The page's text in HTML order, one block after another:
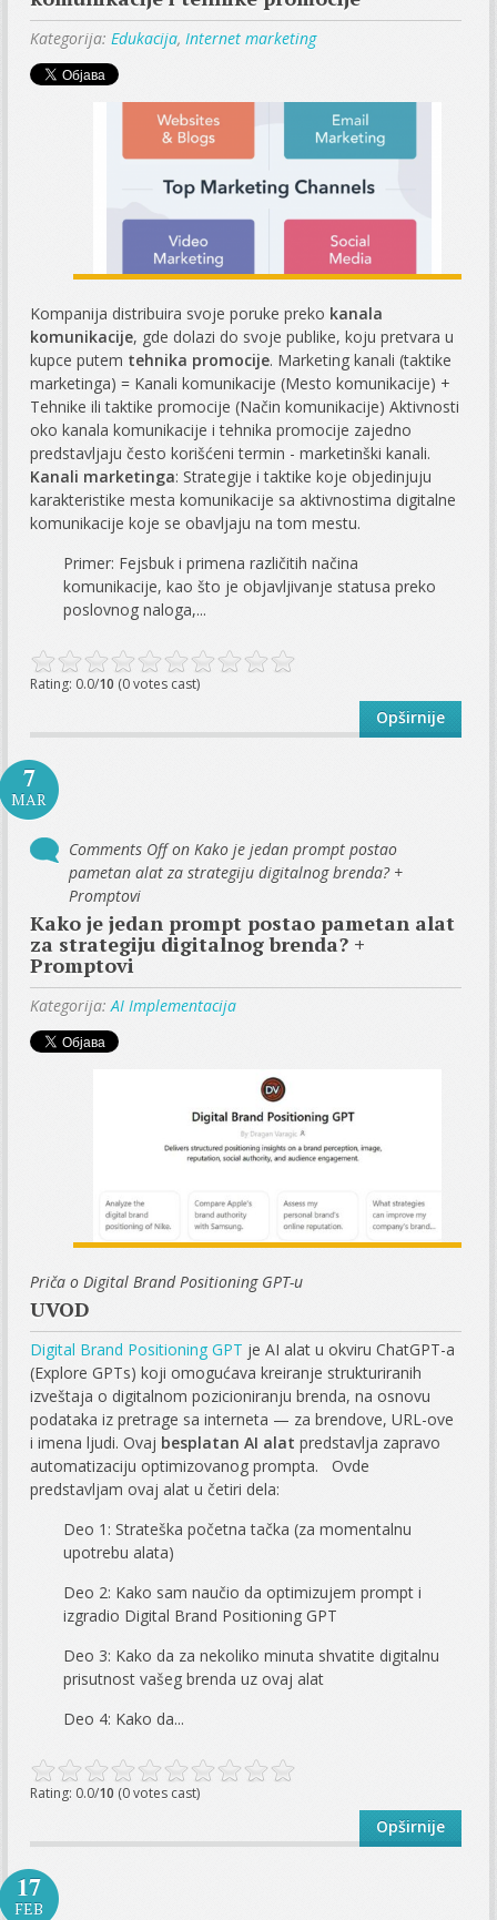
Kategorija:Edukacija, Internet marketing
Kompanija distribuira svoje poruke preko kanala
komunikacije, gde dolazi do svoje publike, koju pretvara u
kupce putem tehnika promocije. Marketing kanali (taktike
marketinga) = Kanali komunikacije (Mesto komunikacije) +
Tehnike ili taktike promocije (Način komunikacije) Aktivnosti
oko kanala komunikacije i tehnika promocije zajedno
predstavljaju često korišćeni termin - marketinški kanali.
Kanali marketinga: Strategije i taktike koje objedinjuju
karakteristike mesta komunikacije sa aktivnostima digitalne
komunikacije koje se obavljaju na tom mestu.
Primer: Fejsbuk i primena različitih načina
komunikacije, kao što je objavljivanje statusa preko
poslovnog naloga,...
Rating: 0.0/10 (0 votes cast)
Opširnije
7
MAR
Comments Offon Kako je jedan prompt postao
pametan alat za strategiju digitalnog brenda? +
Promptovi
Kako je jedan prompt postao pametan alat
za strategiju digitalnog brenda? +
Promptovi
Kategorija:AI Implementacija
Priča o Digital Brand Positioning GPT-u
UVOD
Digital Brand Positioning GPT je AI alat u okviru ChatGPT-a
(Explore GPTs) koji omogućava kreiranje strukturiranih
izveštaja o digitalnom pozicioniranju brenda, na osnovu
podataka iz pretrage sa interneta — za brendove, URL-ove
i imena ljudi. Ovaj besplatan AI alat predstavlja zapravo
automatizaciju optimizovanog prompta. Ovde
predstavljam ovaj alat u četiri dela:
Deo 1: Strateška početna tačka (za momentalnu
upotrebu alata)
Deo 2: Kako sam naučio da optimizujem prompt i
izgradio Digital Brand Positioning GPT
Deo 3: Kako da za nekoliko minuta shvatite digitalnu
prisutnost vašeg brenda uz ovaj alat
Deo 4: Kako da...
Rating: 0.0/10 (0 votes cast)
Opširnije
17
FEB